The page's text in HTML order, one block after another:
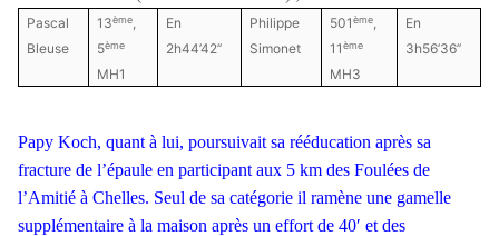
Pascal
Bleuse
13ème,
5ème
MH1
En
2h44’42’’
Philippe
Simonet
501ème,
11ème
MH3
En
3h56’36’’
Papy Koch, quant à lui, poursuivait sa rééducation après sa
fracture de l’épaule en participant aux 5 km des Foulées de
l’Amitié à Chelles. Seul de sa catégorie il ramène une gamelle
supplémentaire à la maison après un effort de 40′ et des